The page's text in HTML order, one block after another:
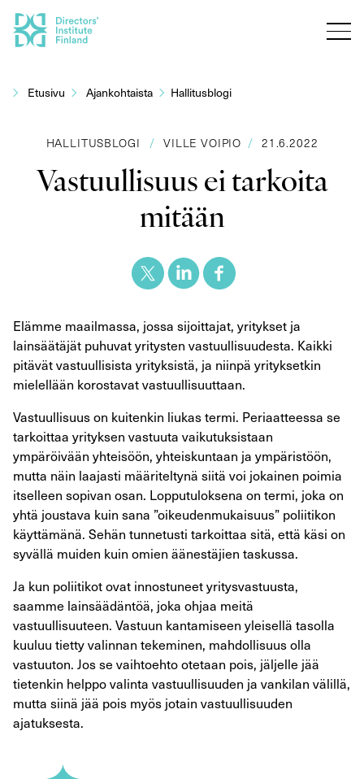
sisältöön
Etusivu Ajankohtaista Hallitusblogi
HALLITUSBLOGI / VILLE VOIPIO / 21.6.2022
Vastuullisuus ei tarkoita
mitään
Elämme maailmassa, jossa sijoittajat, yritykset ja
lainsäätäjät puhuvat yritysten vastuullisuudesta. Kaikki
pitävät vastuullisista yrityksistä, ja niinpä yrityksetkin
mielellään korostavat vastuullisuuttaan.
Vastuullisuus on kuitenkin liukas termi. Periaatteessa se
tarkoittaa yrityksen vastuuta vaikutuksistaan
ympäröivään yhteisöön, yhteiskuntaan ja ympäristöön,
mutta näin laajasti määriteltynä siitä voi jokainen poimia
itselleen sopivan osan. Lopputuloksena on termi, joka on
yhtä joustava kuin sana ”oikeudenmukaisuus” poliitikon
käyttämänä. Sehän tunnetusti tarkoittaa sitä, että käsi on
syvällä muiden kuin omien äänestäjien taskussa.
Ja kun poliitikot ovat innostuneet yritysvastuusta,
saamme lainsäädäntöä, joka ohjaa meitä
vastuullisuuteen. Vastuun kantamiseen yleisellä tasolla
kuuluu tietty valinnan tekeminen, mahdollisuus olla
vastuuton. Jos se vaihtoehto otetaan pois, jäljelle jää
tietenkin helppo valinta vastuullisuuden ja vankilan välillä,
mutta siinä jää pois myös jotain vastuullisuuden
ajatuksesta.